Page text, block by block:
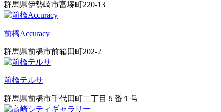
群馬県伊勢崎市富塚町220-13
前橋Accuracy
群馬県前橋市前箱田町202-2
前橋テルサ
群馬県前橋市千代田町二丁目５番１号